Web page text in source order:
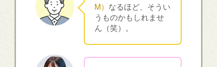
M） なるほど、そうい
うものかもしれませ
ん（笑）。